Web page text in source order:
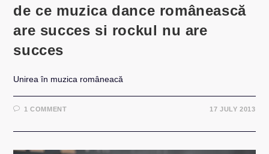
de ce muzica dance românească
are succes si rockul nu are
succes
Unirea în muzica româneacă
1 COMMENT 17 JULY 2013